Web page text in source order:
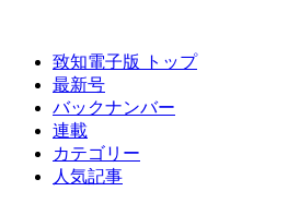
致知電子版 トップ
最新号
バックナンバー
連載
カテゴリー
人気記事